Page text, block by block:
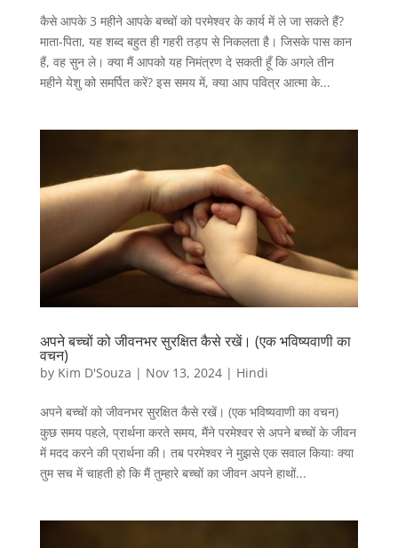
कैसे आपके 3 महीने आपके बच्चों को परमेश्वर के कार्य में ले जा सकते हैं?
माता-पिता, यह शब्द बहुत ही गहरी तड़प से निकलता है। जिसके पास कान
हैं, वह सुन ले। क्या मैं आपको यह निमंत्रण दे सकती हूँ कि अगले तीन
महीने येशु को समर्पित करें? इस समय में, क्या आप पवित्र आत्मा के...
अपने बच्चों को जीवनभर सुरक्षित कैसे रखें। (एक भविष्यवाणी का
वचन)
by Kim D'Souza | Nov 13, 2024| Hindi
अपने बच्चों को जीवनभर सुरक्षित कैसे रखें। (एक भविष्यवाणी का वचन)
कुछ समय पहले, प्रार्थना करते समय, मैंने परमेश्वर से अपने बच्चों के जीवन
में मदद करने की प्रार्थना की। तब परमेश्वर ने मुझसे एक सवाल कियाः क्या
तुम सच में चाहती हो कि मैं तुम्हारे बच्चों का जीवन अपने हाथों...